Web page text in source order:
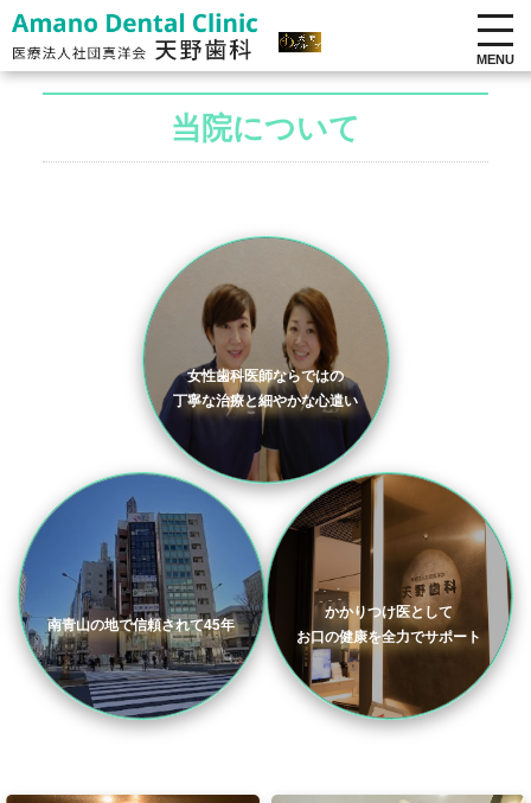
MENU
当院について
南青山の地で信頼されて45年
かかりつけ医として
お口の健康を全力でサポート
女性歯科医師ならではの
丁寧な治療と細やかな心遣い